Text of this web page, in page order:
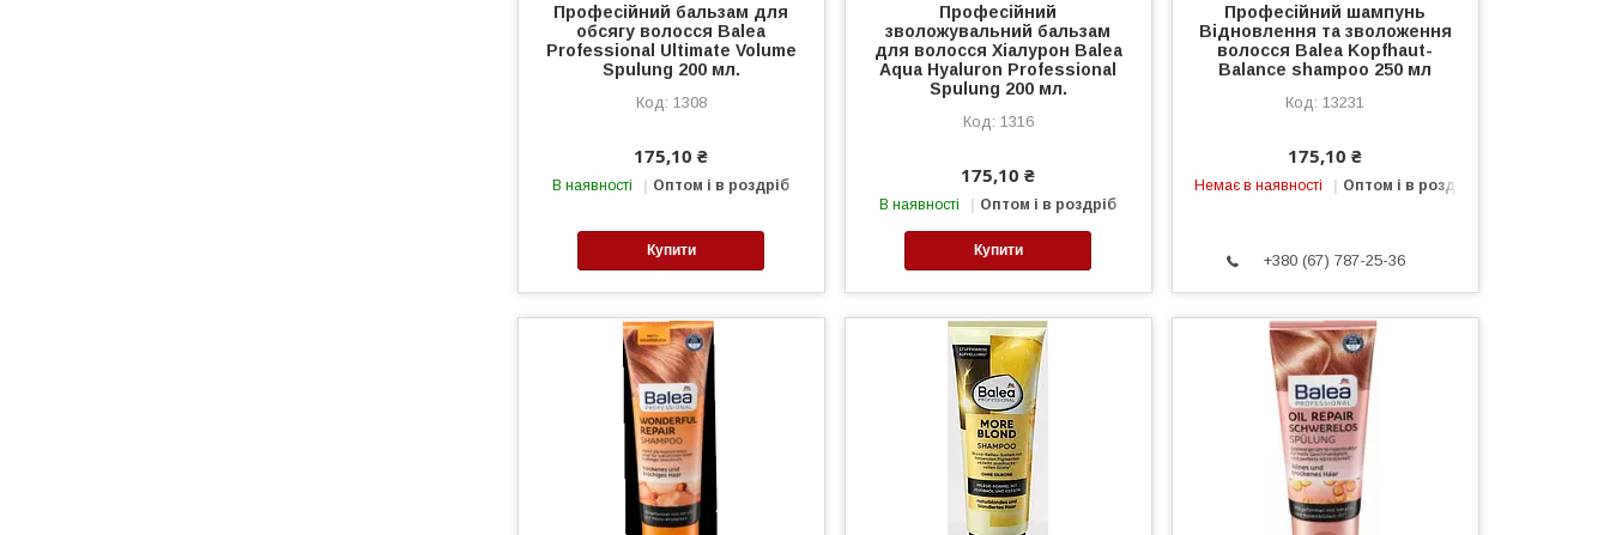
Професійний бальзам для
обсягу волосся Balea
Professional Ultimate Volume
Spulung 200 мл.
1308
175,10 ₴
В наявності Оптом і в роздріб
Купити
Професійний
зволожувальний бальзам
для волосся Хіалурон Balea
Aqua Hyaluron Professional
Spulung 200 мл.
1316
175,10 ₴
В наявності Оптом і в роздріб
Купити
Професійний шампунь
Відновлення та зволоження
волосся Balea Kopfhaut-
Balance shampoo 250 мл
13231
175,10 ₴
Немає в наявності Оптом і в роздріб
+380 (67) 787-25-36